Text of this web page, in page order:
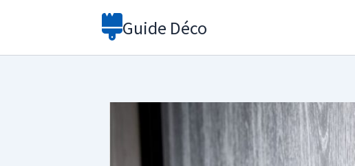
Guide Déco